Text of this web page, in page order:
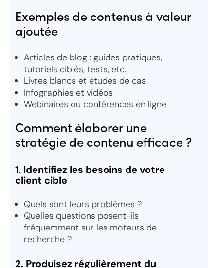
Exemples de contenus à valeur
ajoutée
Articles de blog : guides pratiques,
tutoriels ciblés, tests, etc.
Livres blancs et études de cas
Infographies et vidéos
Webinaires ou conférences en ligne
Comment élaborer une
stratégie de contenu efficace ?
1. Identifiez les besoins de votre
client cible
Quels sont leurs problèmes ?
Quelles questions posent-ils
fréquemment sur les moteurs de
recherche ?
2. Produisez régulièrement du